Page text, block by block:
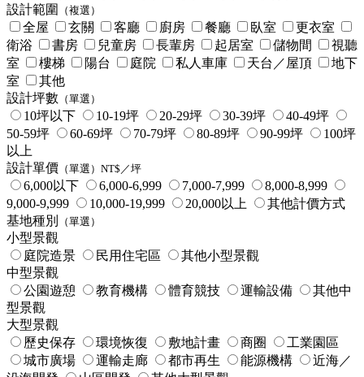
設計範圍
（複選）
全屋 玄關 客廳 廚房 餐廳 臥室
更衣室
衛浴
書房 兒童房 長輩房 起居室 儲物間
視聽
室
樓梯 陽台 庭院 私人車庫 天台／屋頂
地下
室
其他
設計坪數 （單選）
10坪以下 10-19坪 20-29坪 30-39坪
40-49坪
50-59坪
60-69坪 70-79坪 80-89坪 90-99坪
100坪
以上
設計單價 （單選）NT$／坪
6,000以下 6,000-6,999 7,000-7,999
8,000-8,999
9,000-9,999
10,000-19,999 20,000以上
其他計價方式
基地種別
（單選）
小型景觀
庭院造景
民用住宅區
其他小型景觀
中型景觀
公園遊憩
教育機構 體育競技 運輸設備
其他中
型景觀
大型景觀
歷史保存
環境恢復 敷地計畫 商圈
工業園區
城市廣場
運輸走廊 都市再生 能源機構
近海／